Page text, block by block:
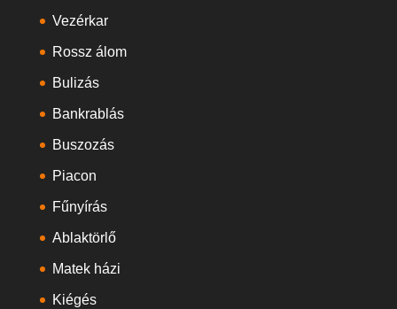
Vezérkar
Rossz álom
Bulizás
Bankrablás
Buszozás
Piacon
Fűnyírás
Ablaktörlő
Matek házi
Kiégés